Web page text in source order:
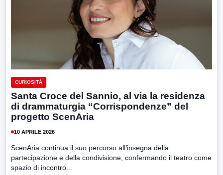
CURIOSITÀ
Santa Croce del Sannio, al via la residenza
di drammaturgia “Corrispondenze” del
progetto ScenAria
10 APRILE 2026
ScenAria continua il suo percorso all’insegna della
partecipazione e della condivisione, confermando il teatro come
spazio di incontro...